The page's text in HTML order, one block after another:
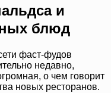
и
блюд
фаст-фудов
недавно,
о чем говорит
новых ресторанов.